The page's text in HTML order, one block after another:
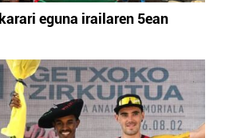
eguna irailaren 5ean